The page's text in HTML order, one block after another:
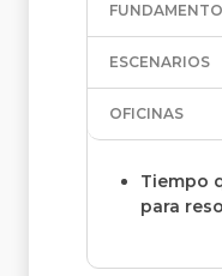
ESCENARIOS
OFICINAS
Tiempo
para